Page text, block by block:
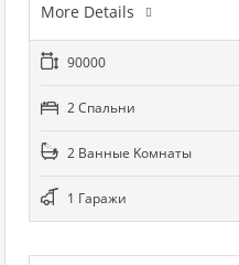
More Details
90000
2 Cпальни
2 Bанные Kомнаты
1 Гаражи